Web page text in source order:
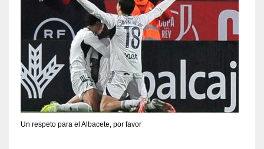
Un respeto para el Albacete, por favor